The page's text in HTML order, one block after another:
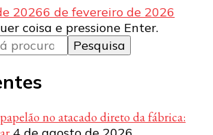
20266 de fevereiro de 2026
coisa e pressione Enter.
no atacado direto da fábrica: